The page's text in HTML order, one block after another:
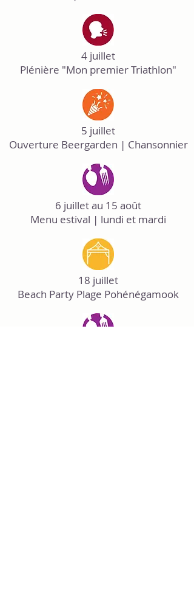
4 juillet
Plénière "Mon premier Triathlon"
5 juillet
Ouverture Beergarden | Chansonnier
6 juillet au 15 août
Menu estival | lundi et mardi
18 juillet
Beach Party Plage Pohénégamook